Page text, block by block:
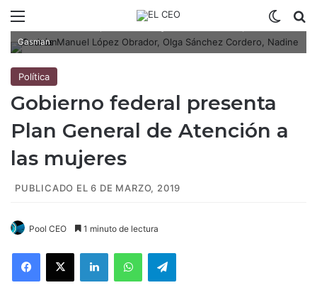
Gasman
Política
Gobierno federal presenta
Plan General de Atención a
las mujeres
PUBLICADO EL 6 DE MARZO, 2019
Pool CEO 1 minuto de lectura